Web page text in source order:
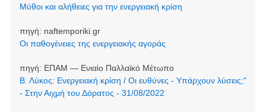
Μύθοι και αλήθειες για την ενεργειακή κρίση
πηγή: naftemporiki.gr
Οι παθογένειες της ενεργειακής αγοράς
πηγή: ΕΠΑΜ — Ενιαίο Παλλαϊκό Μέτωπο
Β. Λύκος: Ενεργειακή κρίση / Οι ευθύνες - Υπάρχουν λύσεις;"
- Στην Αιχμή του Δόρατος - 31/08/2022